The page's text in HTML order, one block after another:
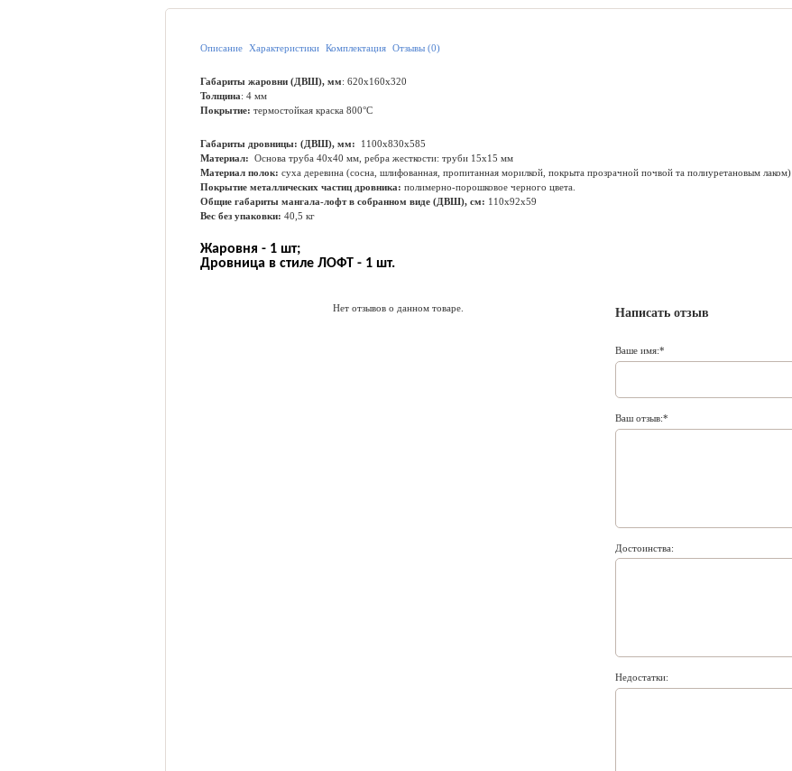
Описание Характеристики Комплектация Отзывы (0)
Габариты жаровни (ДВШ), мм: 620х160х320
Толщина: 4 мм
Покрытие: термостойкая краска 800°С
Габариты дровницы: (ДВШ), мм:
1100х830х585
Материал: Основа труба 40х40 мм, ребра жесткости: труби 15х15 мм
Материал полок:суха деревина (сосна, шлифованная, пропитанная морилкой, покрыта прозрачной почвой та полиуретановым лаком)
Покрытие металлических частиц дровника: полимерно-порошковое черного цвета.
Общие габариты мангала-лофт в собранном виде (ДВШ), см: 110х92х59
Вес без упаковки:40,5 кг
Жаровня - 1 шт;
Дровница в стиле ЛОФТ - 1 шт.
Написать отзыв
Ваше имя:
Ваш отзыв:
Достоинства:
Недостатки:
Нет отзывов о данном товаре.